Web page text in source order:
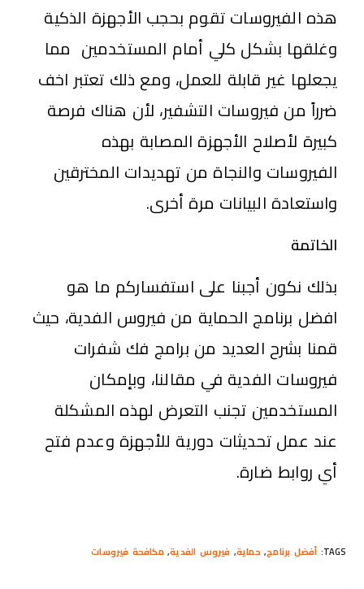
هذه الفيروسات تقوم بحجب الأجهزة الذكية
وغلقها بشكل كلي أمام المستخدمين مما
يجعلها غير قابلة للعمل، ومع ذلك تعتبر اخف
ضرراً من فيروسات التشفير، لأن هناك فرصة
كبيرة لأصلاح الأجهزة المصابة بهذه
الفيروسات والنجاة من تهديدات المخترقين
واستعادة البيانات مرة أخرى.
الخاتمة
بذلك نكون أجبنا على استفساركم ما هو
افضل برنامج الحماية من فيروس الفدية، حيث
قمنا بشرح العديد من برامج فك شفرات
فيروسات الفدية في مقالنا، وبإمكان
المستخدمين تجنب التعرض لهذه المشكلة
عند عمل تحديثات دورية للأجهزة وعدم فتح
أي روابط ضارة.
TAGS
: أفضل برنامج, حماية, فيروس الفدية, مكافحة فيروسات